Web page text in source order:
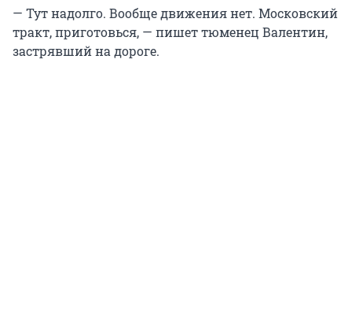
— Тут надолго. Вообще движения нет. Московский
тракт, приготовься, — пишет тюменец Валентин,
застрявший на дороге.